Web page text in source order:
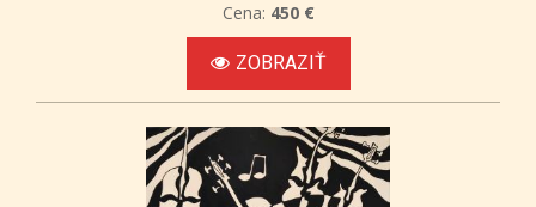
Cena: 450 €
ZOBRAZIŤ